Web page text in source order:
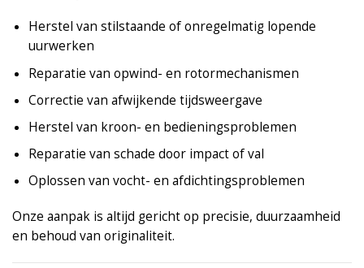
Herstel van stilstaande of onregelmatig lopende
uurwerken
Reparatie van opwind- en rotormechanismen
Correctie van afwijkende tijdsweergave
Herstel van kroon- en bedieningsproblemen
Reparatie van schade door impact of val
Oplossen van vocht- en afdichtingsproblemen
Onze aanpak is altijd gericht op precisie, duurzaamheid
en behoud van originaliteit.